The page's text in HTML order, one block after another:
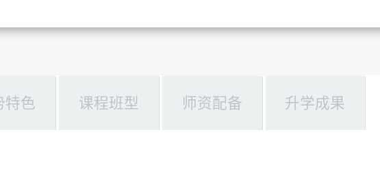
特色 课程班型 师资配备 升学成果